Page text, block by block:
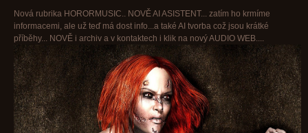
Nová rubrika HORORMUSIC.. NOVĚ AI ASISTENT... zatím ho krmíme
informacemi, ale už teď má dost info...a také AI tvorba což jsou krátké
příběhy... NOVĚ i archiv a v kontaktech i klik na nový AUDIO WEB....